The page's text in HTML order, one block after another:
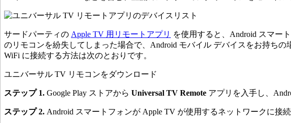
サードパーティの Apple TV 用リモートアプリ を使用すると、Android スマー
のリモコンを紛失してしまった場合で、Android モバイル デバイスをお持ち
WiFi に接続する方法は次のとおりです。
ユニバーサル TV リモコンをダウンロード
ステップ 1. Google Play ストアから Universal TV Remote アプリを入手し、
ステップ 2. Android スマートフォンが Apple TV が使用するネットワークに接